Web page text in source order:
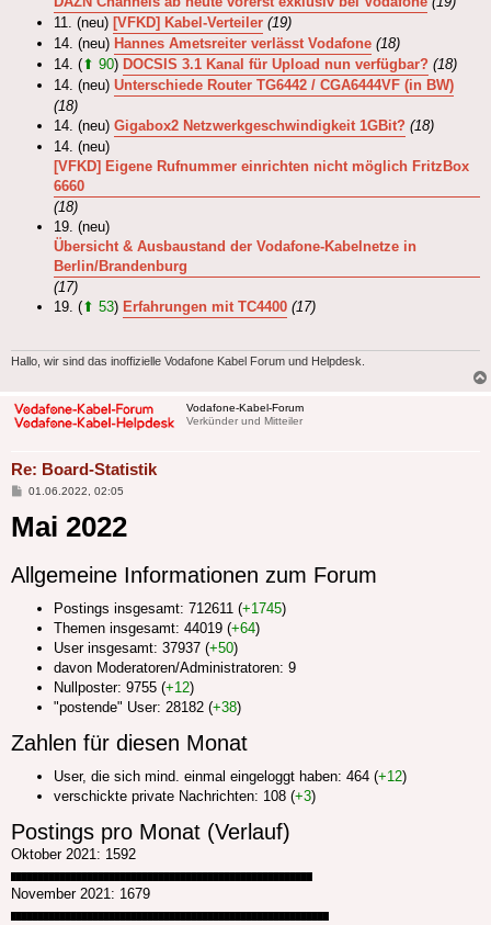
11. (neu) [VFKD] Kabel-Verteiler (19)
14. (neu) Hannes Ametsreiter verlässt Vodafone (18)
14. (⬆ 90) DOCSIS 3.1 Kanal für Upload nun verfügbar? (18)
14. (neu) Unterschiede Router TG6442 / CGA6444VF (in BW)
(18)
14. (neu) Gigabox2 Netzwerkgeschwindigkeit 1GBit? (18)
14. (neu)
[VFKD] Eigene Rufnummer einrichten nicht möglich FritzBox
6660
(18)
19. (neu)
Übersicht & Ausbaustand der Vodafone-Kabelnetze in
Berlin/Brandenburg
(17)
19. (⬆ 53) Erfahrungen mit TC4400 (17)
Hallo, wir sind das inoffizielle Vodafone Kabel Forum und Helpdesk.
Vodafone-Kabel-Forum
Verkünder und Mitteiler
Re: Board-Statistik
Beitrag
01.06.2022, 02:05
Mai 2022
Allgemeine Informationen zum Forum
Postings insgesamt: 712611 (+1745)
Themen insgesamt: 44019 (+64)
User insgesamt: 37937 (+50)
davon Moderatoren/Administratoren: 9
Nullposter: 9755 (+12)
"postende" User: 28182 (+38)
Zahlen für diesen Monat
User, die sich mind. einmal eingeloggt haben: 464 (+12)
verschickte private Nachrichten: 108 (+3)
Postings pro Monat (Verlauf)
Oktober 2021: 1592
November 2021: 1679